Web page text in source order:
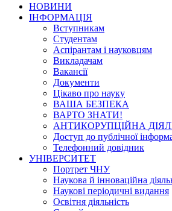
НОВИНИ
ІНФОРМАЦІЯ
Вступникам
Студентам
Аспірантам і науковцям
Викладачам
Вакансії
Документи
Цікаво про науку
ВАША БЕЗПЕКА
ВАРТО ЗНАТИ!
АНТИКОРУПЦІЙНА
Доступ до публічної
Телефонний довідник
УНІВЕРСИТЕТ
Портрет ЧНУ
Наукова й інноваційна
Наукові періодичні видання
Освітня діяльність